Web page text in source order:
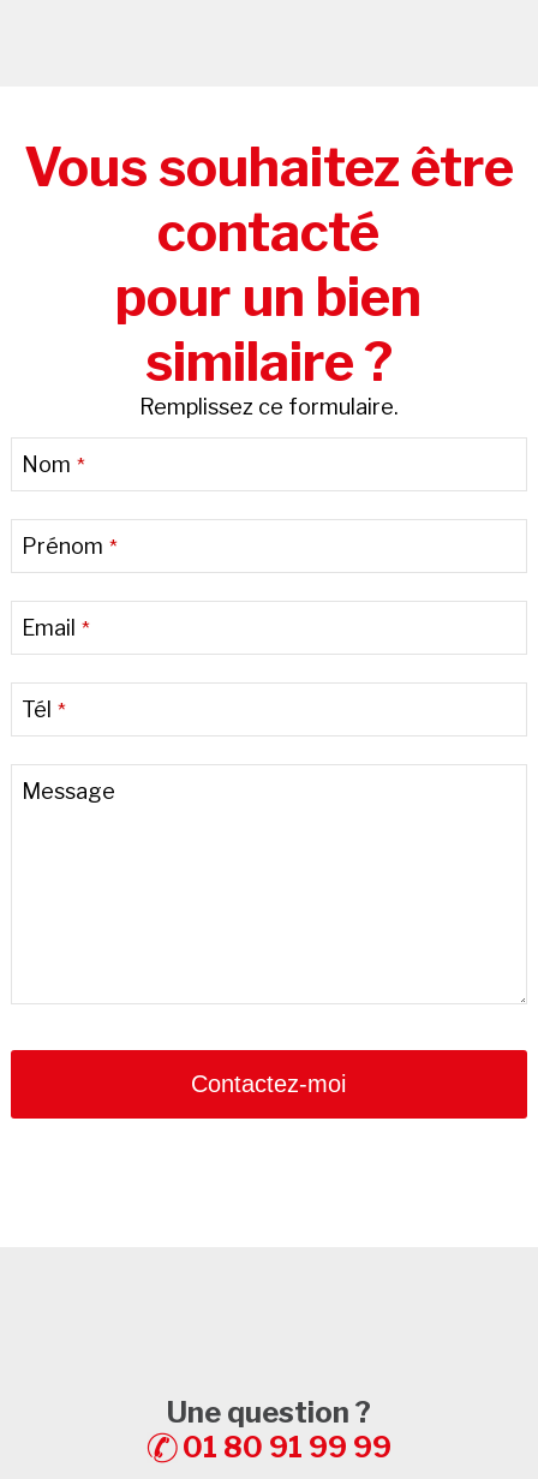
Vous souhaitez être
contacté
pour un bien
similaire ?
Remplissez ce formulaire.
Nom *
Prénom *
Email *
Tél *
Message
Website
Contactez-moi
Une question ?
01 80 91 99 99